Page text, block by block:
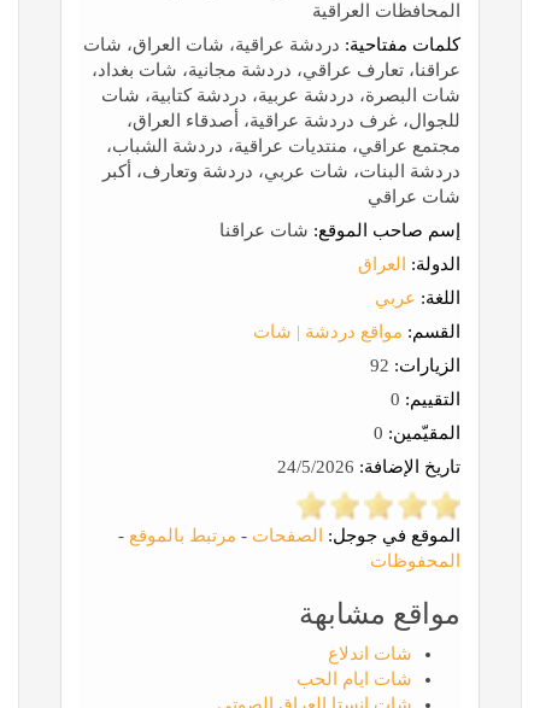
المحافظات العراقية
كلمات مفتاحية: دردشة عراقية، شات العراق، شات
عراقنا، تعارف عراقي، دردشة مجانية، شات بغداد،
شات البصرة، دردشة عربية، دردشة كتابية، شات
للجوال، غرف دردشة عراقية، أصدقاء العراق،
مجتمع عراقي، منتديات عراقية، دردشة الشباب،
دردشة البنات، شات عربي، دردشة وتعارف، أكبر
شات عراقي
إسم صاحب الموقع: شات عراقنا
الدولة:
العراق
اللغة: عربي
القسم: مواقع دردشة | شات
الزيارات:
التقييم:
المقيّمين:
تاريخ الإضافة:
الموقع في جوجل: الصفحات - مرتبط بالموقع -
المحفوظات
مواقع مشابهة
شات اندلاع
شات ايام الحب